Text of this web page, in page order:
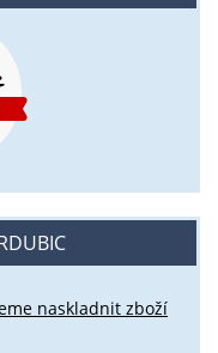
naskladnit zboží